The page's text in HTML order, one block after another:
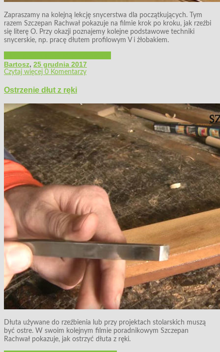
Zapraszamy na kolejną lekcję snycerstwa dla początkujących. Tym
razem Szczepan Rachwał pokazuje na filmie krok po kroku, jak rzeźbi
się literę O. Przy okazji poznajemy kolejne podstawowe techniki
snycerskie, np. pracę dłutem profilowym V i żłobakiem.
Bartosz, 25 grudnia 2017
Czytaj więcej 0 Komentarzy
Ostrzenie dłut z ręki
Dłuta używane do rzeźbienia lub przy projektach stolarskich muszą
być ostre. W swoim kolejnym filmie poradnikowym Szczepan
Rachwał pokazuje, jak ostrzyć dłuta z ręki.